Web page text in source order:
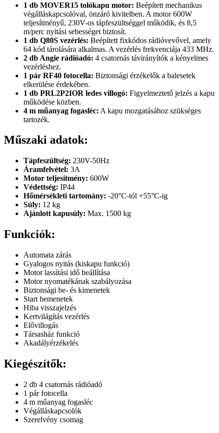
1 db MOVER15 tolókapu motor: Beépített mechanikus
végálláskapcsolóval, önzáró kivitelben. A motor 600W
teljesítményű, 230V-os tápfeszültséggel működik, és 8,5
m/perc nyitási sebességet biztosít.
1 db Q80S vezérlés: Beépített fixkódos rádióvevővel, amely
64 kód tárolására alkalmas. A vezérlés frekvenciája 433 MHz.
2 db Angie rádióadó: 4 csatornás távirányítók a kényelmes
vezérléshez.
1 pár RF40 fotocella: Biztonsági érzékelők a balesetek
elkerülése érdekében.
1 db PRL2P2IOR ledes villogó: Figyelmeztető jelzés a kapu
működése közben.
4 m műanyag fogasléc: A kapu mozgatásához szükséges
tartozék.
Műszaki adatok:
Tápfeszültség: 230V-50Hz
Áramfelvétel: 3A
Motor teljesítmény: 600W
Védettség: IP44
Hőmérsékleti tartomány: -20°C-tól +55°C-ig
Súly: 12 kg
Ajánlott kapusúly: Max. 1500 kg
Funkciók:
Automata zárás
Gyalogos nyitás (kiskapu funkció)
Motor lassítási idő beállítása
Motor nyomatékának szabályozása
Biztonsági be- és kimenetek
Start bemenetek
Hiba visszajelzés
Kertvilágítás vezérlés
Elővillogás
Társasház funkció
Akadályérzékelés
Kiegészítők:
2 db 4 csatornás rádióadó
1 pár fotocella
4 m műanyag fogasléc
Végálláskapcsolók
Szerelvény csomag